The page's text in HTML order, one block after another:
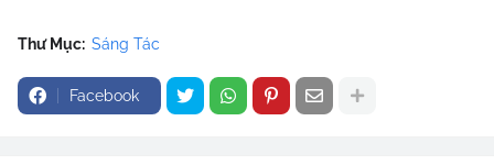
Thư Mục: Sáng Tác
Facebook